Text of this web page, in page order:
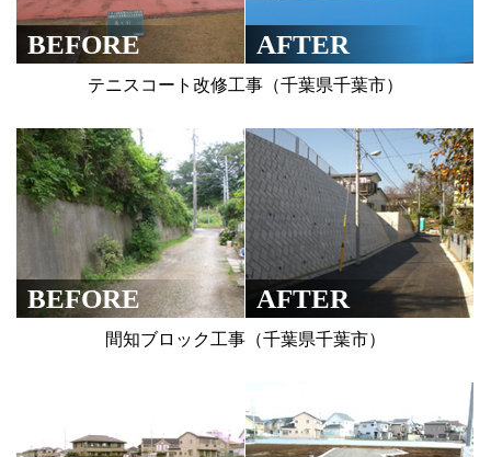
BEFORE AFTER
テニスコート改修工事（千葉県千葉市）
BEFORE AFTER
間知ブロック工事（千葉県千葉市）